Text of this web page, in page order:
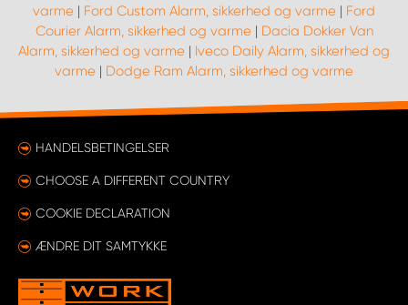
varme | Ford Custom Alarm, sikkerhed og varme | Ford
Courier Alarm, sikkerhed og varme| Dacia Dokker Van
Alarm, sikkerhed og varme | Iveco Daily Alarm, sikkerhed og
varme | Dodge Ram Alarm, sikkerhed og varme
HANDELSBETINGELSER
CHOOSE A DIFFERENT COUNTRY
COOKIE DECLARATION
ÆNDRE DIT SAMTYKKE